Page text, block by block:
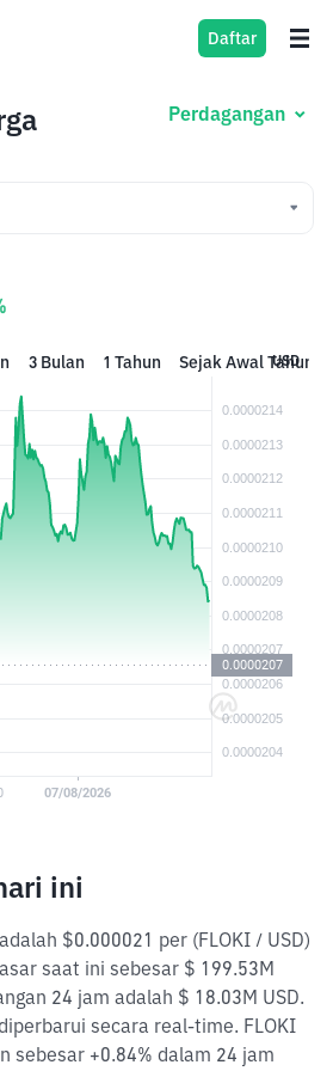
Daftar
Perdagangan
3 Bulan 1 Tahun Sejak Awal Tahun
USD
ini
$0.000021 per (FLOKI / USD)
saat ini sebesar $ 199.53M
24 jam adalah $ 18.03M USD.
secara real-time. FLOKI
sebesar +0.84% dalam 24 jam